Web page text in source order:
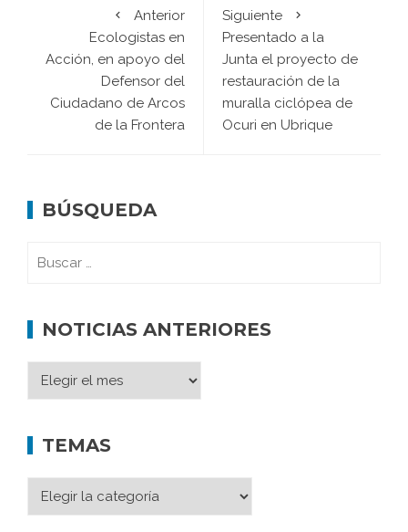
Anterior
Ecologistas en
Acción, en apoyo del
Defensor del
Ciudadano de Arcos
de la Frontera
Siguiente
Presentado a la
Junta el proyecto de
restauración de la
muralla ciclópea de
Ocuri en Ubrique
BÚSQUEDA
NOTICIAS ANTERIORES
TEMAS